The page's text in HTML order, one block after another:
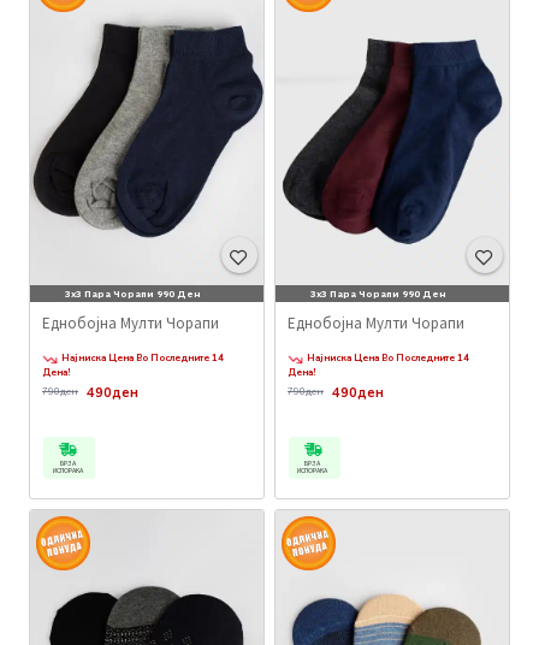
3x3 Пара Чорапи 990 Ден
Еднобојна Мулти Чорапи
Најниска Цена Во Последните 14
Дена!
490ден
790ден
БРЗА
ИСПОРАКА
3x3 Пара Чорапи 990 Ден
Еднобојна Мулти Чорапи
Најниска Цена Во Последните 14
Дена!
490ден
790ден
БРЗА
ИСПОРАКА